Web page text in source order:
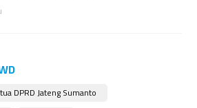
DPRD Jateng Sumanto